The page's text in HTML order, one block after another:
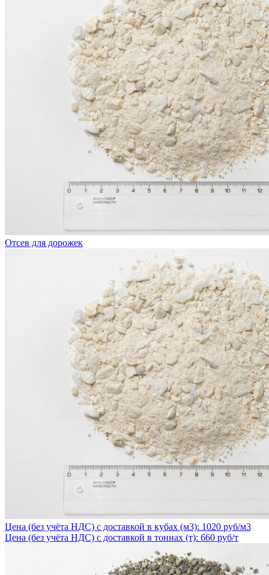
Отсев для дорожек
Цена (без учёта НДС) с доставкой в кубах (м3): 1020 руб/м3
Цена (без учёта НДС) с доставкой в тоннах (т): 660 руб/т